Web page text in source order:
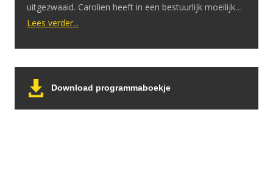
spraak en motoriek. […]
uitgezwaaid. Carolien heeft in een bestuurlijk moeilijke
periode het penningmeesterschap overgenomen.
om vervolgens helemaal te stoppen. Zonder inkomsten
bleven de vaste lasten doorgaan. Ook toen er een
belangrijk besluit moest worden genomen: het stoppen
van de verkoop van kaartjes aan […]
Lees verder...
Download programmaboekje